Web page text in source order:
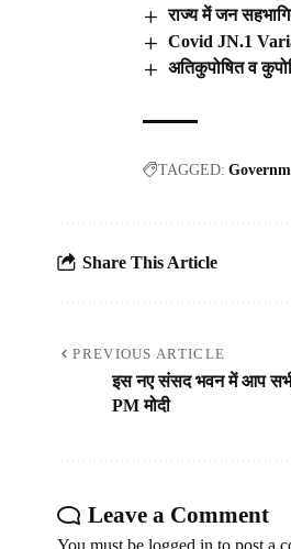
राज्य में जन
Covid JN.1
अतिकुपोषित व
TAGGED:
Share This Article
PREVIOUS ARTICLE
इस नए संसद भवन में आप सभी
PM मोदी
Leave a Comment
You must be logged in to post a